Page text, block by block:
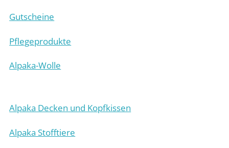
Gutscheine
Pflegeprodukte
Alpaka-Wolle
Alpaka Decken und Kopfkissen
Alpaka Stofftiere